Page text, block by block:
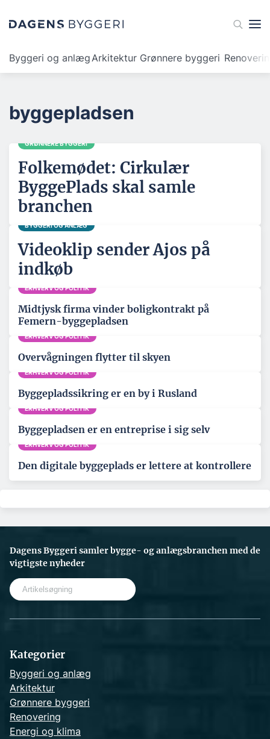
Byggeri og anlægArkitektur Grønnere byggeri
byggepladsen
GRØNNERE BYGGERI
Folkemødet: Cirkulær
ByggePlads skal samle
branchen
BYGGERI OG ANLÆG
Videoklip sender Ajos på
indkøb
ERHVERV OG POLITIK
Midtjysk firma vinder boligkontrakt på
Femern-byggepladsen
ERHVERV OG POLITIK
Overvågningen flytter til skyen
ERHVERV OG POLITIK
Byggepladssikring er en by i Rusland
ERHVERV OG POLITIK
Byggepladsen er en entreprise i sig selv
ERHVERV OG POLITIK
Den digitale byggeplads er lettere at kontrollere
Dagens Byggeri samler bygge- og anlægsbranchen med de
vigtigste nyheder
Kategorier
Byggeri og anlæg
Arkitektur
Grønnere byggeri
Renovering
Energi og klima